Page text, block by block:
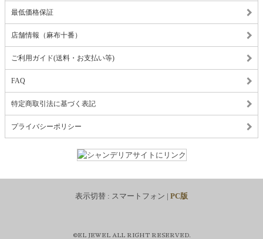
最低価格保証
店舗情報（麻布十番）
ご利用ガイド(送料・お支払い等)
FAQ
特定商取引法に基づく表記
プライバシーポリシー
表示切替 : スマートフォン | PC版
©EL JEWEL ALL RIGHT RESERVED.